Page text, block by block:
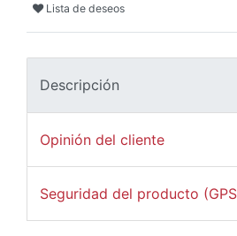
Lista de deseos
Descripción
Opinión del cliente
Seguridad del producto